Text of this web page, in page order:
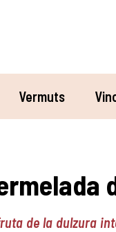
Vermuts
de la dulzura